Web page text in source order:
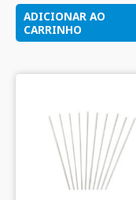
ADICIONAR AO
CARRINHO